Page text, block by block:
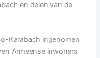
en delen van de
Karabach ingenomen
Armeense inwoners